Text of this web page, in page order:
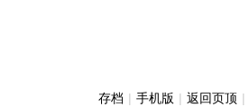
存档 | 手机版 | 返回页顶 |